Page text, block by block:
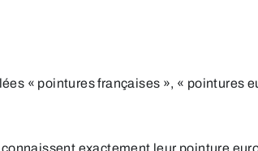
« pointures françaises », « pointures
exactement leur pointure